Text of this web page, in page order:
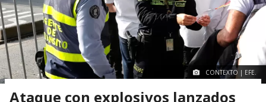
CONTEXTO | EFE.
Ataque con explosivos lanzados